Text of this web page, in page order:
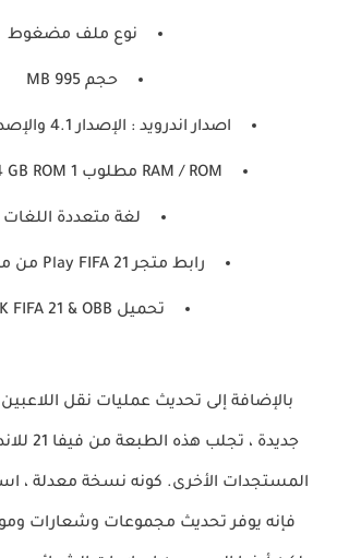
نوع ملف مضغوط
حجم 995 MB
اصدار اندرويد : الإصدار 4.1 والإصدارات الأحدث
RAM / ROM مطلوب 1 GB RAM / 4 GB ROM
لغة متعددة اللغات
رابط متجر Play FIFA 21 من متجر Play
تحميل APK FIFA 21 & OBB
بالإضافة إلى تحديث عمليات نقل
جديدة ،
فإنه يوفر تحديث مجموعات وشعارات